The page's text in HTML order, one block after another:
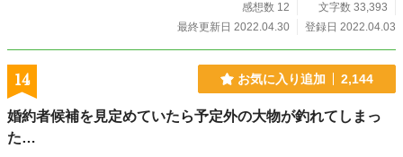
夫の間に二人の子供にも恵まれ、幸せの絶頂にいた。 「小説家になろう」「カ
感想数 12
文字数 33,393
最終更新日 2022.04.30
登録日 2022.04.03
14 お気に入り追加 2,144
婚約者候補を見定めていたら予定外の大物が釣れてしまっ
た…